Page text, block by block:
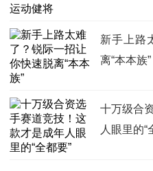
新手上路
离“本本族”
十万级合
人眼里的“